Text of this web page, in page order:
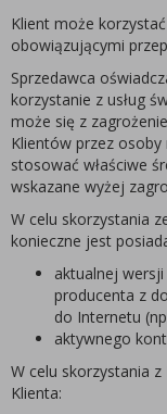
Klient może
obowiązującymi
Sprzedawca
korzystanie z usług
może się z
Klientów przez
stosować właściwe
wskazane wyżej
W celu skorzystania
konieczne jest
aktualnej
producenta z
do Internetu
aktywnego
W celu skorzystania
Klienta: